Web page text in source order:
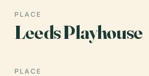
PLACE
Leeds Playhouse
PLACE